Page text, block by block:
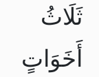
ثَلَاثُ
أَخَوَاتٍ